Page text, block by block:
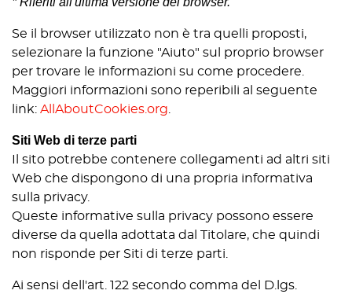
Se il browser utilizzato non è tra quelli proposti,
selezionare la funzione "Aiuto" sul proprio browser
per trovare le informazioni su come procedere.
Maggiori informazioni sono reperibili al seguente
link: AllAboutCookies.org.
Siti Web di terze parti
Il sito potrebbe contenere collegamenti ad altri siti
Web che dispongono di una propria informativa
sulla privacy.
Queste informative sulla privacy possono essere
diverse da quella adottata dal Titolare, che quindi
non risponde per Siti di terze parti.
Ai sensi dell'art. 122 secondo comma del D.lgs.